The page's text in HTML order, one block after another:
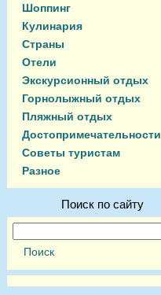
Шоппинг
Кулинария
Страны
Отели
Экскурсионный отдых
Горнолыжный отдых
Пляжный отдых
Достопримечательности
Советы туристам
Разное
Поиск по сайту